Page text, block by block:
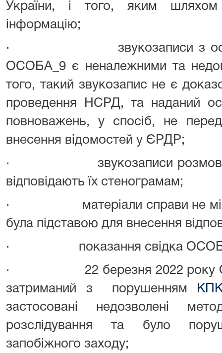
України, і того, яким шляхом
інформацію;
· звукозаписи з
ОСОБА_9 є неналежними та
того, такий звукозапис не є
проведення НСРД, та наданий
повноважень, у спосіб, не
внесення відомостей у ЄРДР;
· звукозаписи розмов
відповідають їх стенограмам;
· матеріали справи не
була підставою для внесення
· показання свідка
· 22 березня 2022 року
затриманий з порушенням
застосовані недозволені
розслідування та було
запобіжного заходу;